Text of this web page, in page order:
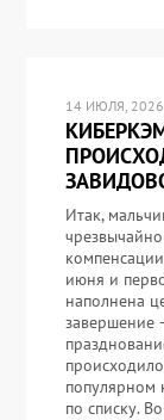
14 ИЮЛЯ, 2026
Итак,
июня и
наполнена
завершение
популярном
по списку.